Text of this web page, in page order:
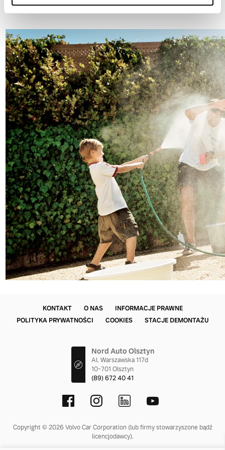
bezpośredniego
KONTAKT O NAS
INFORMACJE PRAWNE
POLITYKA PRYWATNOŚCI
COOKIES STACJE DEMONTAŻU
Nord Auto Olsztyn
Al. Warszawska 117d
10-701 Olsztyn
(89) 672 40 41
Copyright © 2026 Volvo Car Corporation (lub firmy stowarzyszone bądź
licencjodawcy).